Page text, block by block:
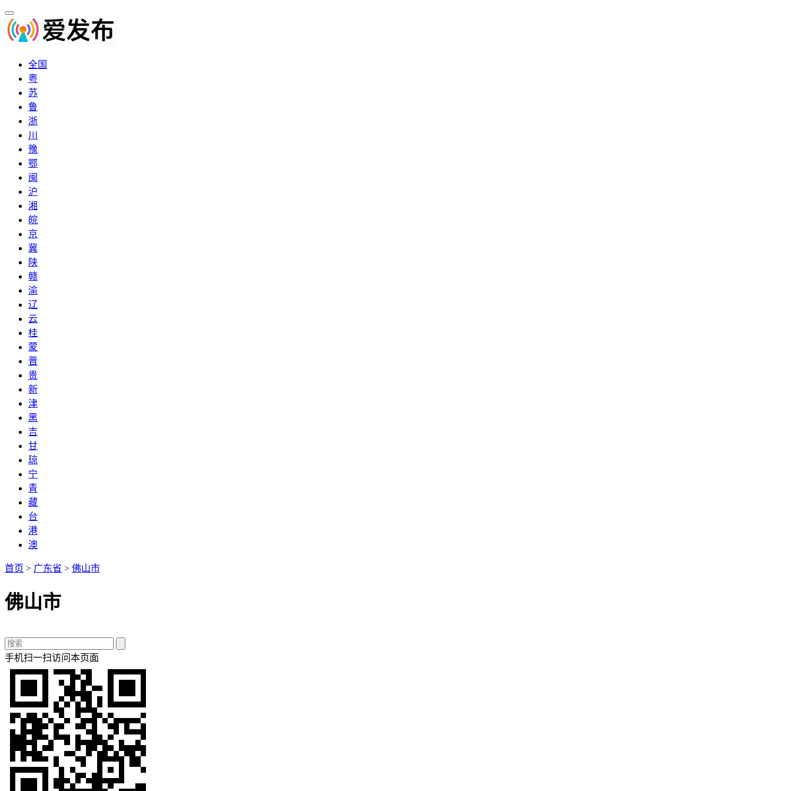
全国
粤
苏
鲁
浙
川
豫
鄂
闽
沪
湘
皖
京
冀
陕
赣
渝
辽
云
桂
蒙
晋
贵
新
津
黑
吉
甘
琼
宁
青
藏
台
港
澳
首页 > 广东省 > 佛山市
佛山市
手机扫一扫访问本页面